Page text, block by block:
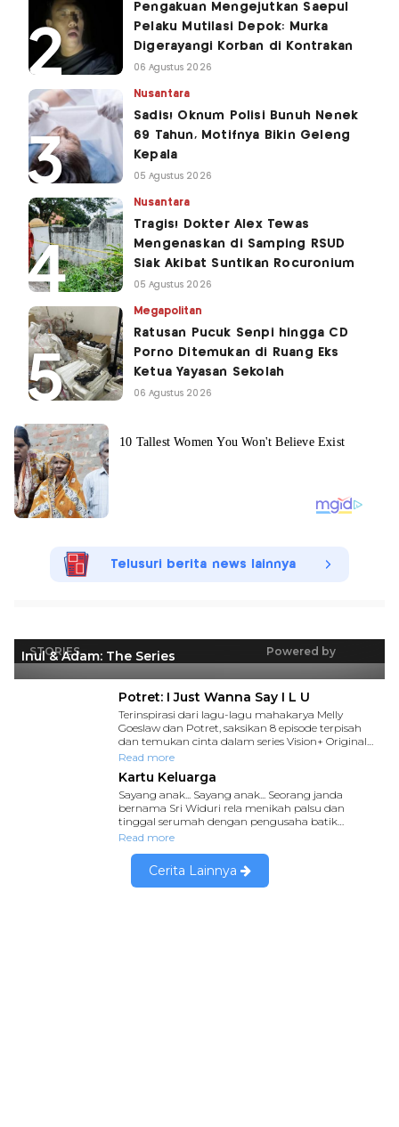
Pengakuan Mengejutkan Saepul
Pelaku Mutilasi Depok: Murka
Digerayangi Korban di Kontrakan
06 Agustus 2026
Nusantara
Sadis! Oknum Polisi Bunuh Nenek
69 Tahun, Motifnya Bikin Geleng
Kepala
05 Agustus 2026
Nusantara
Tragis! Dokter Alex Tewas
Mengenaskan di Samping RSUD
Siak Akibat Suntikan Rocuronium
05 Agustus 2026
Megapolitan
Ratusan Pucuk Senpi hingga CD
Porno Ditemukan di Ruang Eks
Ketua Yayasan Sekolah
06 Agustus 2026
Telusuri berita news lainnya